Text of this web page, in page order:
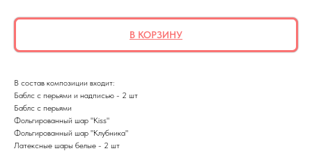
В КОРЗИНУ
В состав композиции входит:
Баблс с перьями и надписью - 2 шт
Баблс с перьями
Фольгированный шар "Kiss"
Фольгированный шар "Клубника"
Латексные шары белые - 2 шт